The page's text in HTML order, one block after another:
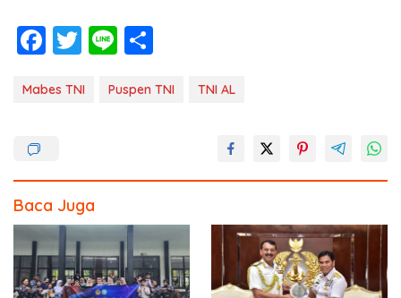
F
e
o
k
T
itt
Li
e ar
Mabes TNI Puspen TNI TNI AL
Baca Juga